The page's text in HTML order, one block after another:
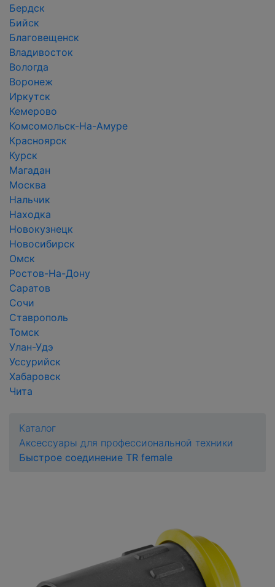
Бердск
Бийск
Благовещенск
Владивосток
Вологда
Воронеж
Иркутск
Кемерово
Комсомольск-На-Амуре
Красноярск
Курск
Магадан
Москва
Нальчик
Находка
Новокузнецк
Новосибирск
Омск
Ростов-На-Дону
Саратов
Сочи
Ставрополь
Томск
Улан-Удэ
Уссурийск
Хабаровск
Чита
Каталог
Аксессуары для профессиональной техники
Быстрое соединение TR female